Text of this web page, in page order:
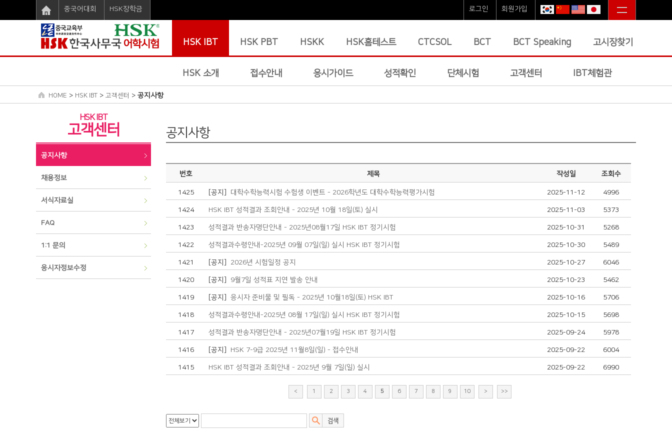
중국어대회 HSK장학금 로그인 회원가입
HSK IBT HSK PBT HSKK HSK홈테스트 CTCSOL BCT BCT Speaking 고시장찾기
HSK 소개 접수안내 응시가이드 성적확인 단체시험 고객센터 IBT체험관
HOME > HSK IBT > 고객센터 > 공지사항
HSK IBT
고객센터
공지사항
채용정보
서식자료실
FAQ
1:1 문의
응시자정보수정
공지사항
번호 제목 작성일 조회수
1425 [공지] 대학수학능력시험 수험생 이벤트 - 2026학년도 대학수학능력평가시험 2025-11-12 4996
1424 HSK IBT 성적결과 조회안내 - 2025년 10월 18일(토) 실시 2025-11-03 5373
1423 성적결과 반송자명단안내 - 2025년08월17일 HSK IBT 정기시험 2025-10-31 5268
1422 성적결과수령안내-2025년 09월 07일(일) 실시 HSK IBT 정기시험 2025-10-30 5489
1421 [공지] 2026년 시험일정 공지 2025-10-27 6046
1420 [공지] 9월7일 성적표 지연 발송 안내 2025-10-23 5462
1419 [공지] 응시자 준비물 및 필독 - 2025년 10월18일(토) HSK IBT 2025-10-16 5706
1418 성적결과수령안내-2025년 08월 17일(일) 실시 HSK IBT 정기시험 2025-10-15 5698
1417 성적결과 반송자명단안내 - 2025년07월19일 HSK IBT 정기시험 2025-09-24 5978
1416 [공지] HSK 7-9급 2025년 11월8일(일) - 접수안내 2025-09-22 6004
1415 HSK IBT 성적결과 조회안내 - 2025년 9월 7일(일) 실시 2025-09-22 6990
< 1 2 3 4 5 6 7 8 9 10 > >>